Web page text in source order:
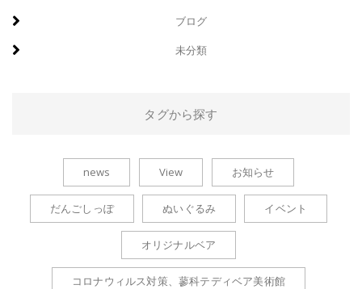
ブログ
未分類
タグから探す
news View お知らせ
だんごしっぽ ぬいぐるみ イベント
オリジナルベア
コロナウィルス対策、蓼科テディベア美術館